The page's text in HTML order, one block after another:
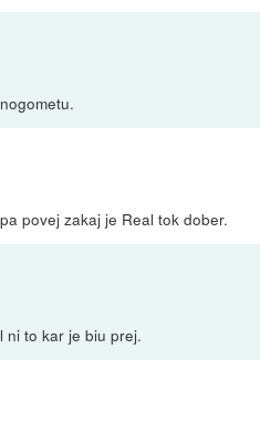
povej zakaj je Real tok dober.
ni to kar je biu prej.